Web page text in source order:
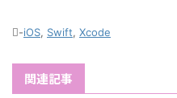
-iOS, Swift, Xcode
関連記事